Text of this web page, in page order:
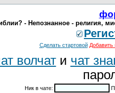
- Непознанное - религия,
Сделать стартовой Добавить
волчати чат
Ник в чате: